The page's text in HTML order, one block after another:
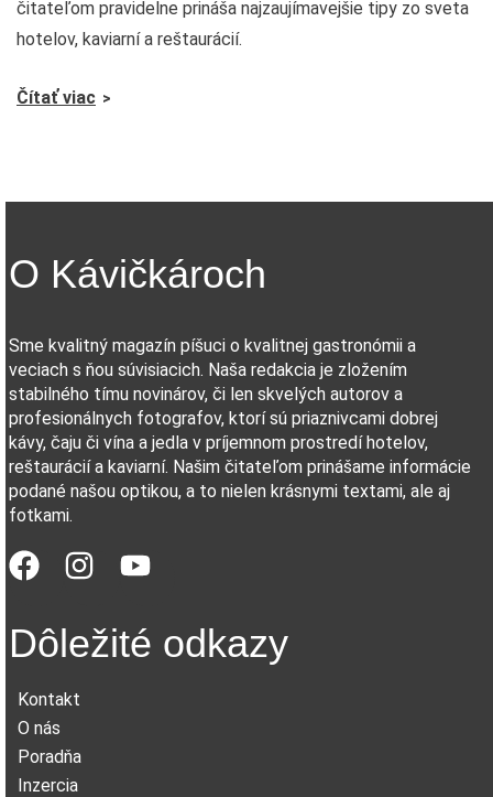
čitateľom pravidelne prináša najzaujímavejšie tipy zo sveta
hotelov, kaviarní a reštaurácií.
Čítať viac
O Kávičkároch
Sme kvalitný magazín píšuci o kvalitnej gastronómii a
veciach s ňou súvisiacich. Naša redakcia je zložením
stabilného tímu novinárov, či len skvelých autorov a
profesionálnych fotografov, ktorí sú priaznivcami dobrej
kávy, čaju či vína a jedla v príjemnom prostredí hotelov,
reštaurácií a kaviarní. Našim čitateľom prinášame informácie
podané našou optikou, a to nielen krásnymi textami, ale aj
fotkami.
Dôležité odkazy
Kontakt
O nás
Poradňa
Inzercia